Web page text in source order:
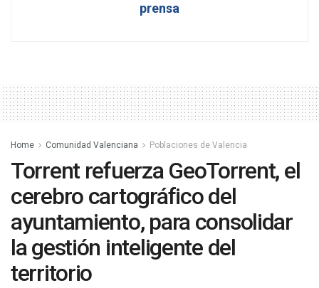
prensa
Home Comunidad Valenciana Poblaciones de Valencia
Torrent refuerza GeoTorrent, el
cerebro cartográfico del
ayuntamiento, para consolidar
la gestión inteligente del
territorio